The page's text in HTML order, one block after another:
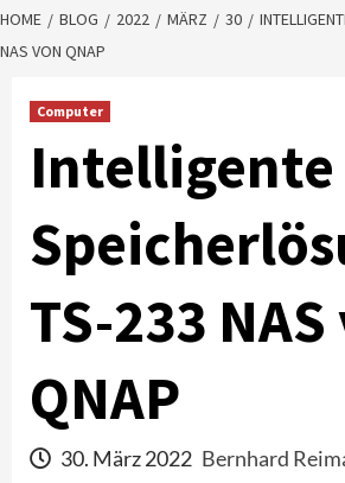
HOME BLOG 2022 MÄRZ 30
NAS VON QNAP
Computer
Intelligente
TS-233
QNAP
30. März 2022 Bernhard